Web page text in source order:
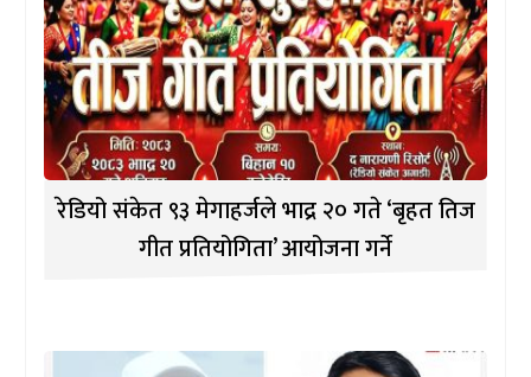
रेडियो संकेत ९३ मेगाहर्जले भाद्र २० गते ‘बृहत तिज
गीत प्रतियोगिता’ आयोजना गर्ने